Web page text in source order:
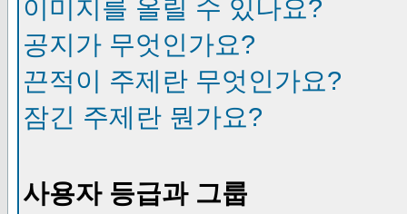
이미지를 올릴 수 있나요?
공지가 무엇인가요?
끈적이 주제란 무엇인가요?
잠긴 주제란 뭔가요?
사용자 등급과 그룹